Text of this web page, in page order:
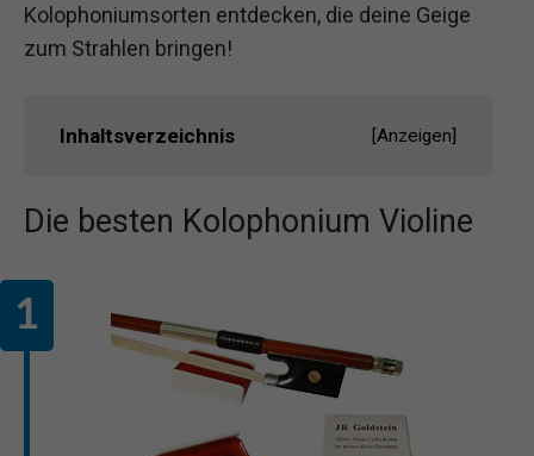
Kolophoniumsorten entdecken, die deine Geige
zum Strahlen bringen!
Inhaltsverzeichnis [Anzeigen]
Die besten Kolophonium Violine